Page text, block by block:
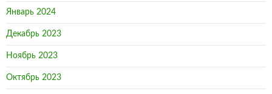
Январь 2024
Декабрь 2023
Ноябрь 2023
Октябрь 2023